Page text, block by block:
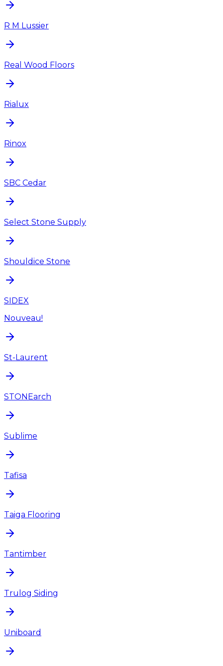
R M Lussier
Real Wood Floors
Rialux
Rinox
SBC Cedar
Select Stone Supply
Shouldice Stone
SIDEX
Nouveau!
St-Laurent
STONEarch
Sublime
Tafisa
Taiga Flooring
Tantimber
Trulog Siding
Uniboard